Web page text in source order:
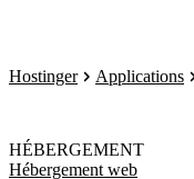
Hostinger Applications
HÉBERGEMENT
Hébergement web